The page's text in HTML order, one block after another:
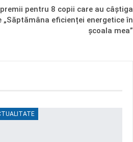
pentru 8 copii care au câștiga
„Săptămâna eficienței energetice în
școala mea”